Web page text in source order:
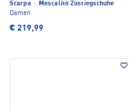
Scarpa · Mescalito Zustiegschuhe
Damen
€ 219,99